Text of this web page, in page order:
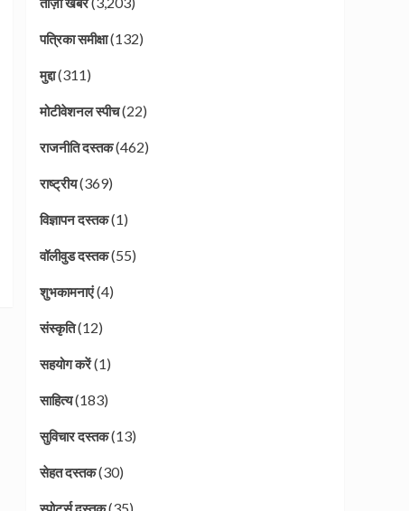
पत्रिका समीक्षा(132)
मुद्दा(311)
मोटीवेशनल स्पीच(22)
राजनीति दस्तक(462)
राष्ट्रीय(369)
विज्ञापन दस्तक(1)
वॉलीवुड दस्तक(55)
शुभकामनाएं(4)
संस्कृति(12)
सहयोग करें(1)
साहित्य(183)
सुविचार दस्तक(13)
सेहत दस्तक(30)